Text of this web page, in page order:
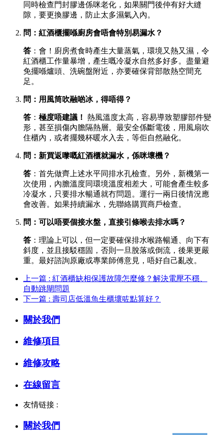
同時檢查門封膠邊係咪老化，如果關門後仲有好大縫
隙，要更換膠邊，防止太多濕氣入內。
問：紅酒櫃擺喺廚房會唔會特別易漏水？
答 ：會！廚房煮食時產生大量蒸氣，環境又熱又濕，令
紅酒櫃工作量暴增，產生嘅冷凝水自然多好多。盡量避
免擺喺爐頭、洗碗盤附近，亦要確保背部散熱空間充
足。
問：用風筒吹融啲冰，得唔得？
答 ： 極度唔建議！ ​ 熱風溫度太高，容易導致塑膠部件變
形，甚至損傷內膽隔熱層。最安全係斷電後，用風扇吹
住櫃內，或者擺幾杯暖水入去，等佢自然融化。
問：新買返嚟嘅紅酒櫃就漏水，係咪壞機？
答 ：首先做齊上述水平同排水孔檢查。另外，新機第一
次使用，內膽溫度同環境溫度相差大，可能會產生較多
冷凝水，只要排水暢通就冇問題。運行一兩日後情況應
會改善。如果持續漏水，先聯絡購買商戶檢查。
問：可以唔要個接水盤，直接引條喉去排水嗎？
答 ：理論上可以，但一定要確保排水喉路暢通、向下有
斜度，並且接駁穩固，否則一旦脫落或倒流，後果更嚴
重。最好諮詢原廠或專業師傅意見，唔好自己亂改。
上一篇 : 紅酒櫃缺相保護故障怎麼修？解決電壓不穩、
自動跳閘問題
下一篇 : 壽司店低溫魚生櫃壞咗點算好？
關於我們
維修項目
維修攻略
在線留言
友情链接 :
關於我們